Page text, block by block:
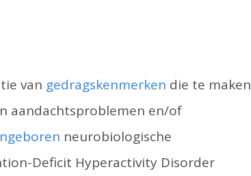
van gedragskenmerken die te maken
aandachtsproblemen en/of
neurobiologische
Deficit Hyperactivity Disorder